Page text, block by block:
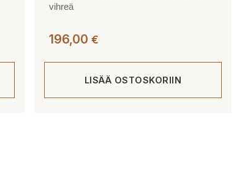
vihreä
196,00 €
LISÄÄ OSTOSKORIIN